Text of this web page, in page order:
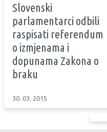
Slovenski
parlamentarci odbili
raspisati referendum
o izmjenama i
dopunama Zakona o
braku
30. 03. 2015